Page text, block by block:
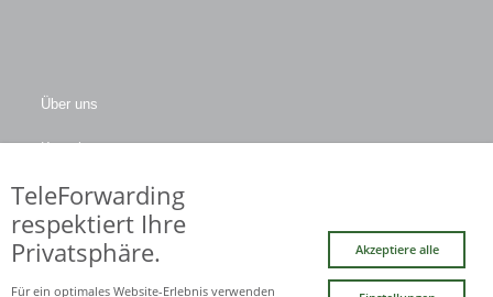
Über uns
Kontakt
Firmendaten
Facebook
LinkedInTwitterXing YouTube
TeleForwarding
respektiert Ihre
Privatsphäre.
Für ein optimales Website-Erlebnis verwenden
Akzeptiere alle